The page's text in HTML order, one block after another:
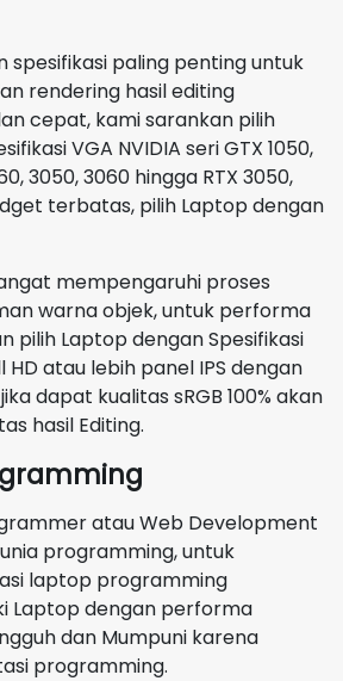
paling penting untuk
rendering hasil editing
cepat, kami sarankan pilih
VGA NVIDIA seri GTX 1050,
3050, 3060 hingga RTX 3050,
terbatas, pilih Laptop dengan
mempengaruhi proses
warna objek, untuk performa
pilih Laptop dengan Spesifikasi
HD atau lebih panel IPS dengan
dapat kualitas sRGB 100% akan
hasil Editing.
atau Web Development
programming, untuk
laptop programming
Laptop dengan performa
dan Mumpuni karena
programming.